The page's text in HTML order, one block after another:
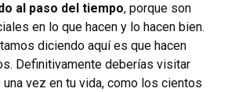
al paso del tiempo, porque son
en lo que hacen y lo hacen bien.
diciendo aquí es que hacen
Definitivamente deberías visitar
vez en tu vida, como los cientos